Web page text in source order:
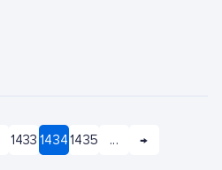
1433 14341435 ... →